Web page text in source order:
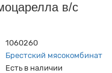
в/с
1060260
Брестский мясокомбинат
Есть в наличии